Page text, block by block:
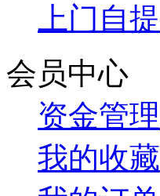
上门自提
会员中心
资金管理
我的收藏